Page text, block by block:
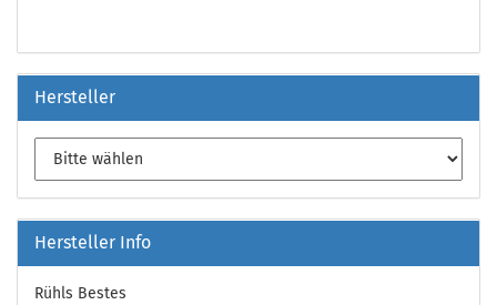
Hersteller
Hersteller Info
Rühls Bestes